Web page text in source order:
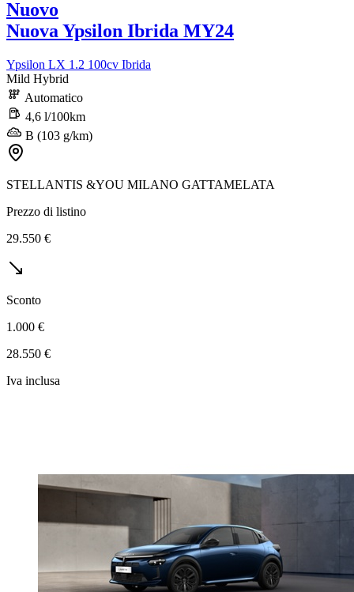
Nuovo
Nuova Ypsilon Ibrida MY24
Ypsilon LX 1.2 100cv Ibrida
Mild Hybrid
Automatico
4,6 l/100km
B (103 g/km)
STELLANTIS &YOU MILANO GATTAMELATA
Prezzo di listino
29.550 €
Sconto
1.000 €
28.550 €
Iva inclusa